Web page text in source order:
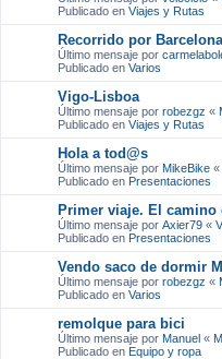
Publicado en Viajes y Rutas
Recorrido por Barcelona
Último mensaje por
Publicado en Varios
Vigo-Lisboa
Último mensaje por robezgz «
Publicado en Viajes y Rutas
Hola a tod@s
Último mensaje por MikeBike «
Publicado en Presentaciones
Primer viaje. El camino
Último mensaje por Axier79 «
Publicado en Presentaciones
Vendo saco de dormir
Último mensaje por robezgz «
Publicado en Varios
remolque para bici
Último mensaje por Manuel «
Publicado en Equipo y ropa